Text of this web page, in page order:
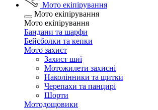
Мото екіпірування
Мото екіпірування
Мото екіпірування
Бандани та шарфи
Бейсболки та кепки
Мото захист
Захист шиї
Мотожилети захисні
Наколінники та щитки
Черепахи та панцирі
Шорти
Мотодощовики